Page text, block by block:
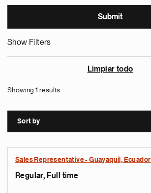
Show Filters
Limpiar todo
Showing 1 results
Sort by
Sales Representative - Guayaquil, Ecuador
Regular, Full time